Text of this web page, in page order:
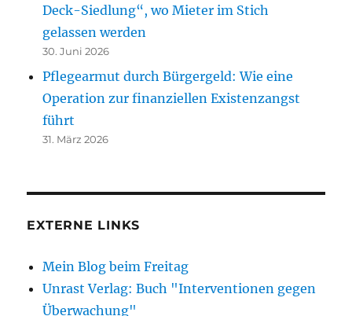
Deck-Siedlung“, wo Mieter im Stich
gelassen werden
30. Juni 2026
Pflegearmut durch Bürgergeld: Wie eine
Operation zur finanziellen Existenzangst
führt
31. März 2026
EXTERNE LINKS
Mein Blog beim Freitag
Unrast Verlag: Buch "Interventionen gegen
Überwachung"